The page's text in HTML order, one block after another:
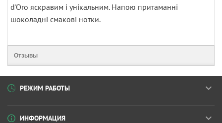
d'Oro яскравим і унікальним. Напою притаманні
шоколадні смакові нотки.
Отзывы
РЕЖИМ РАБОТЫ
ИНФОРМАЦИЯ